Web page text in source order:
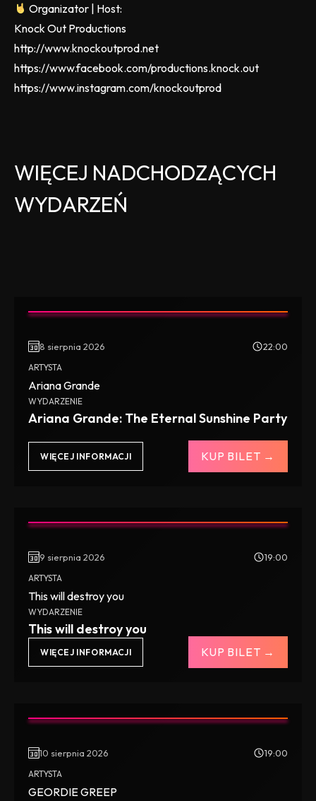
Organizator | Host:
Knock Out Productions
http://www.knockoutprod.net
https://www.facebook.com/productions.knock.out
https://www.instagram.com/knockoutprod
WIĘCEJ NADCHODZĄCYCH
WYDARZEŃ
8 sierpnia 2026 22:00
ARTYSTA
Ariana Grande
WYDARZENIE
Ariana Grande: The Eternal Sunshine Party
WIĘCEJ INFORMACJI KUP BILET →
9 sierpnia 2026 19:00
ARTYSTA
This will destroy you
WYDARZENIE
This will destroy you
WIĘCEJ INFORMACJI KUP BILET →
10 sierpnia 2026 19:00
ARTYSTA
GEORDIE GREEP